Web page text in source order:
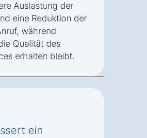
Auslastung der
eine Reduktion der
während
Qualität des
erhalten bleibt.
ein